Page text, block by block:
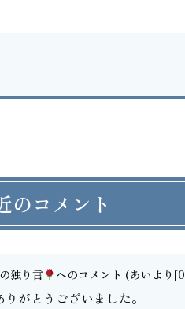
のコメント
独り言 へのコメント (あいより
がとうございました。